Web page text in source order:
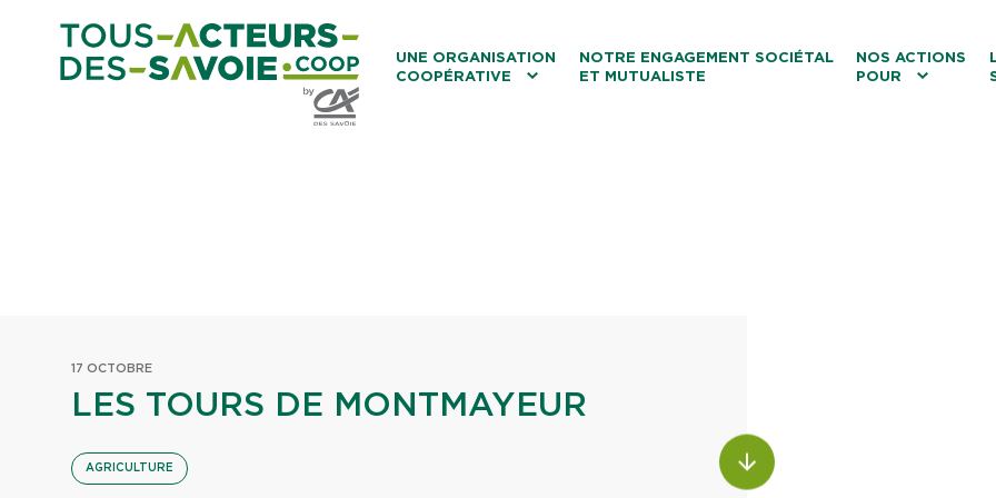
UNE ORGANISATION
COOPÉRATIVE
NOTRE ENGAGEMENT SOCIÉTAL
ET MUTUALISTE
NOS ACTIONS
POUR
17 OCTOBRE
LES TOURS DE MONTMAYEUR
AGRICULTURE